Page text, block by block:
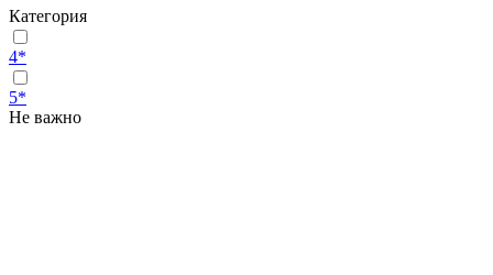
Категория
4*
5*
Не важно